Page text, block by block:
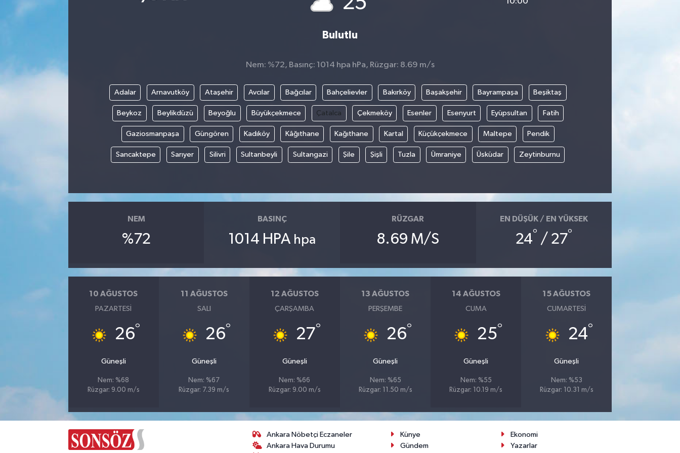
Bulutlu
Nem: %72, Basınç: 1014 hpa hPa, Rüzgar: 8.69 m/s
Adalar Arnavutköy Ataşehir Avcılar Bağcılar Bahçelievler Bakırköy Başakşehir Bayrampaşa Beşiktaş
Beykoz Beylikdüzü Beyoğlu Büyükçekmece Çatalca Çekmeköy Esenler Esenyurt Eyüpsultan Fatih
Gaziosmanpaşa Güngören Kadıköy Kâğıthane Kağıthane Kartal Küçükçekmece Maltepe Pendik
Sancaktepe Sarıyer Silivri Sultanbeyli Sultangazi Şile Şişli Tuzla Ümraniye Üsküdar Zeytinburnu
NEM
%72
BASINÇ
1014 HPA hpa
RÜZGAR
8.69 M/S
EN DÜŞÜK / EN YÜKSEK
24° / 27°
10 AĞUSTOS
PAZARTESI
26°
Güneşli
Nem: %68
Rüzgar: 9.00 m/s
11 AĞUSTOS
SALI
26°
Güneşli
Nem: %67
Rüzgar: 7.39 m/s
12 AĞUSTOS
ÇARŞAMBA
27°
Güneşli
Nem: %66
Rüzgar: 9.00 m/s
13 AĞUSTOS
PERŞEMBE
26°
Güneşli
Nem: %65
Rüzgar: 11.50 m/s
14 AĞUSTOS
CUMA
25°
Güneşli
Nem: %55
Rüzgar: 10.19 m/s
15 AĞUSTOS
CUMARTESI
24°
Güneşli
Nem: %53
Rüzgar: 10.31 m/s
Ankara Nöbetçi Eczaneler
Ankara Hava Durumu
Künye
Ekonomi
Gündem
Yazarlar
Emlak
Resmi İlanlar
Sokak Hayvanlarını Sahiplendirme
Sonsöz Özel